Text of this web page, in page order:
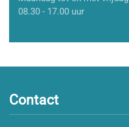
08.30 - 17.00 uur
Contact